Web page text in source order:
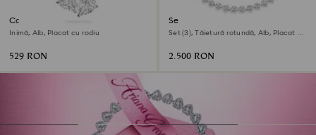
Colier Mesmera
Inimă, Alb, Placat cu rodiu
529 RON
Set Una Angelic
Set (3), Tăietură rotundă, Alb, Placat cu
2.500 RON